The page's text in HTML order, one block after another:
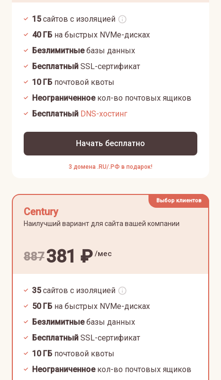
15 сайтов с изоляцией
40ГБ на быстрых NVMe-дисках
Безлимитныебазы данных
Бесплатный SSL-сертификат
10ГБ почтовой квоты
Неограниченноекол-во почтовых ящиков
Бесплатный DNS-хостинг
Начать бесплатно
3 домена .RU/.РФ в подарок!
Выбор клиентов
Century
Наилучший вариант для сайта вашей компании
887381 ₽ /мес
35 сайтов с изоляцией
50ГБ на быстрых NVMe-дисках
Безлимитныебазы данных
Бесплатный SSL-сертификат
10ГБ почтовой квоты
Неограниченноекол-во почтовых ящиков